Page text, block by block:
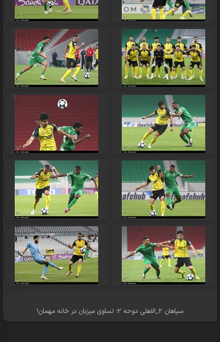
سپاهان 2_الاهلی دوحه 2؛ تساوی میزبان در خانه مهمان!